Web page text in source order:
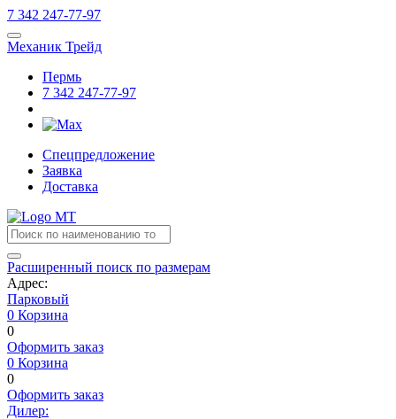
7 342 247-77-97
Механик Трейд
Пермь
7 342 247-77-97
Спецпредложение
Заявка
Доставка
Расширенный поиск по размерам
Адрес:
Парковый
0 Корзина
0
Оформить заказ
0 Корзина
0
Оформить заказ
Дилер: